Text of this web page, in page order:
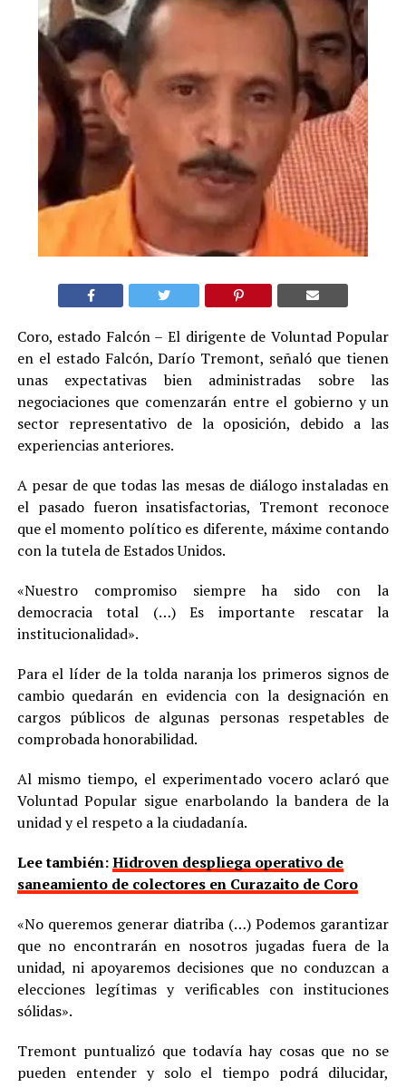
Coro, estado Falcón – El dirigente de Voluntad Popular
en el estado Falcón, Darío Tremont, señaló que tienen
unas expectativas bien administradas sobre las
negociaciones que comenzarán entre el gobierno y un
sector representativo de la oposición, debido a las
experiencias anteriores.
A pesar de que todas las mesas de diálogo instaladas en
el pasado fueron insatisfactorias, Tremont reconoce
que el momento político es diferente, máxime contando
con la tutela de Estados Unidos.
«Nuestro compromiso siempre ha sido con la
democracia total (…) Es importante rescatar la
institucionalidad».
Para el líder de la tolda naranja los primeros signos de
cambio quedarán en evidencia con la designación en
cargos públicos de algunas personas respetables de
comprobada honorabilidad.
Al mismo tiempo, el experimentado vocero aclaró que
Voluntad Popular sigue enarbolando la bandera de la
unidad y el respeto a la ciudadanía.
Lee también:Hidroven despliega operativo de
saneamiento de colectores en Curazaito de Coro
«No queremos generar diatriba (…) Podemos garantizar
que no encontrarán en nosotros jugadas fuera de la
unidad, ni apoyaremos decisiones que no conduzcan a
elecciones legítimas y verificables con instituciones
sólidas».
Tremont puntualizó que todavía hay cosas que no se
pueden entender y solo el tiempo podrá dilucidar,